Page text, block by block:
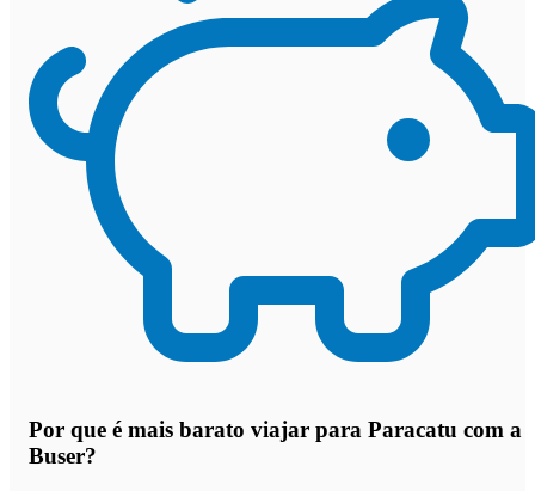
Por que é mais barato viajar para Paracatu com a
Buser?